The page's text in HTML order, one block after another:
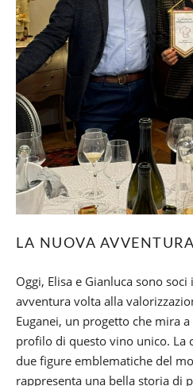
LA NUOVA AVVENTURA
Oggi, Elisa e Gianluca sono
avventura volta alla
Euganei, un progetto che mira
profilo di questo vino unico. La
due figure emblematiche del
rappresenta una bella storia di